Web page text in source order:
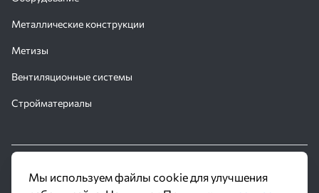
Металлические конструкции
Метизы
Вентиляционные системы
Стройматериалы
© 2016 - 2026 Производственное объединение «Трубное
Решение»
Мы используем файлы cookie для улучшения